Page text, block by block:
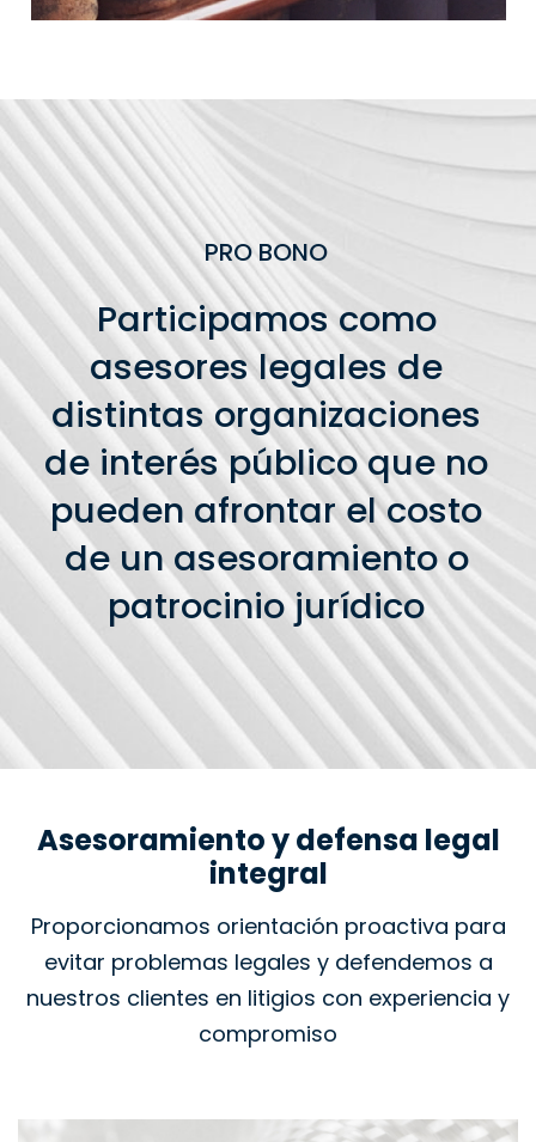
PRO BONO
Participamos como
asesores legales de
distintas organizaciones
de interés público que no
pueden afrontar el costo
de un asesoramiento o
patrocinio jurídico
Asesoramiento y defensa legal
integral
Proporcionamos orientación proactiva para
evitar problemas legales y defendemos a
nuestros clientes en litigios con experiencia y
compromiso